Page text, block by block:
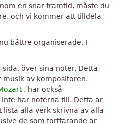
en snar framtid, måste du
och vi kommer att tilldela
bättre organiserade. I
över sina noter. Detta
av kompositören.
, har också
har noterna till. Detta är
lista alla verk skrivna av alla
de som fortfarande är